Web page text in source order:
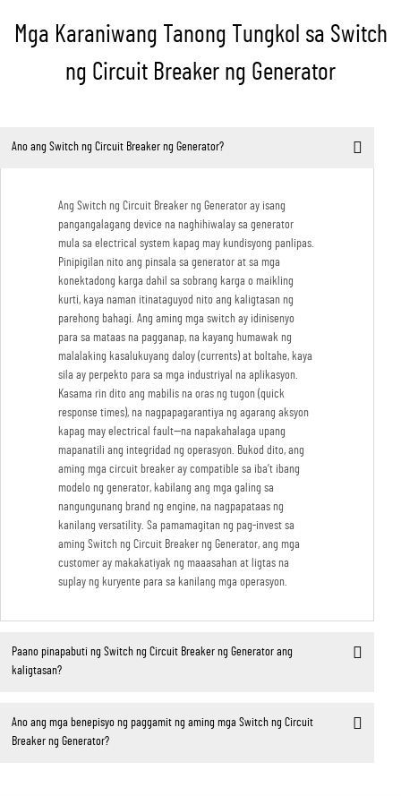
Mga Karaniwang Tanong Tungkol sa Switch
ng Circuit Breaker ng Generator
Ano ang Switch ng Circuit Breaker ng Generator?
Ang Switch ng Circuit Breaker ng Generator ay isang
pangangalagang device na naghihiwalay sa generator
mula sa electrical system kapag may kundisyong panlipas.
Pinipigilan nito ang pinsala sa generator at sa mga
konektadong karga dahil sa sobrang karga o maikling
kurti, kaya naman itinataguyod nito ang kaligtasan ng
parehong bahagi. Ang aming mga switch ay idinisenyo
para sa mataas na pagganap, na kayang humawak ng
malalaking kasalukuyang daloy (currents) at boltahe, kaya
sila ay perpekto para sa mga industriyal na aplikasyon.
Kasama rin dito ang mabilis na oras ng tugon (quick
response times), na nagpapagarantiya ng agarang aksyon
kapag may electrical fault—na napakahalaga upang
mapanatili ang integridad ng operasyon. Bukod dito, ang
aming mga circuit breaker ay compatible sa iba’t ibang
modelo ng generator, kabilang ang mga galing sa
nangungunang brand ng engine, na nagpapataas ng
kanilang versatility. Sa pamamagitan ng pag-invest sa
aming Switch ng Circuit Breaker ng Generator, ang mga
customer ay makakatiyak ng maaasahan at ligtas na
suplay ng kuryente para sa kanilang mga operasyon.
Paano pinapabuti ng Switch ng Circuit Breaker ng Generator ang
kaligtasan?
Ano ang mga benepisyo ng paggamit ng aming mga Switch ng Circuit
Breaker ng Generator?